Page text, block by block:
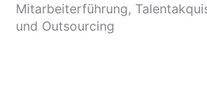
Mitarbeiterführung,
und Outsourcing